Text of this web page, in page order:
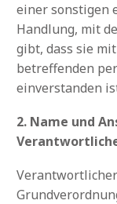
einer sonstigen
Handlung, mit
gibt, dass sie
betreffenden
einverstanden
2. Name und